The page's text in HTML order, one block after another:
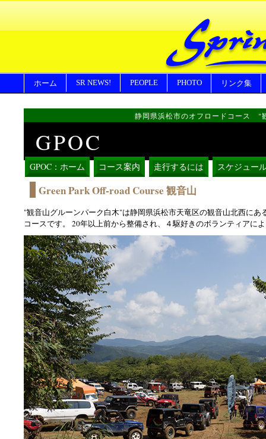
ホーム SR NEWS! PEOPLE PHOTO リンク集
静岡県浜松市のオフロードコース "
GPOC
GPOC：ホーム コース案内 走行するには スケジュー
Green Park Off-road Course 観音山
"観音山グルーンパーク白木"は静岡県浜松市天竜区の観音山北西にあ
コースです。 20年以上前から整備され、４駆好きのボランティアに